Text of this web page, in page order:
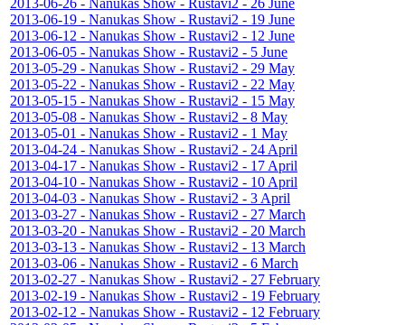
2013-06-26 - Nanukas Show - Rustavi2 - 26 June
2013-06-19 - Nanukas Show - Rustavi2 - 19 June
2013-06-12 - Nanukas Show - Rustavi2 - 12 June
2013-06-05 - Nanukas Show - Rustavi2 - 5 June
2013-05-29 - Nanukas Show - Rustavi2 - 29 May
2013-05-22 - Nanukas Show - Rustavi2 - 22 May
2013-05-15 - Nanukas Show - Rustavi2 - 15 May
2013-05-08 - Nanukas Show - Rustavi2 - 8 May
2013-05-01 - Nanukas Show - Rustavi2 - 1 May
2013-04-24 - Nanukas Show - Rustavi2 - 24 April
2013-04-17 - Nanukas Show - Rustavi2 - 17 April
2013-04-10 - Nanukas Show - Rustavi2 - 10 April
2013-04-03 - Nanukas Show - Rustavi2 - 3 April
2013-03-27 - Nanukas Show - Rustavi2 - 27 March
2013-03-20 - Nanukas Show - Rustavi2 - 20 March
2013-03-13 - Nanukas Show - Rustavi2 - 13 March
2013-03-06 - Nanukas Show - Rustavi2 - 6 March
2013-02-27 - Nanukas Show - Rustavi2 - 27 February
2013-02-19 - Nanukas Show - Rustavi2 - 19 February
2013-02-12 - Nanukas Show - Rustavi2 - 12 February